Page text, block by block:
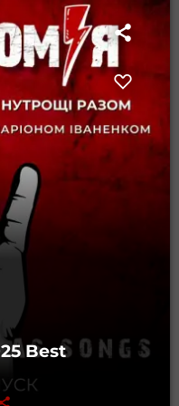
Best